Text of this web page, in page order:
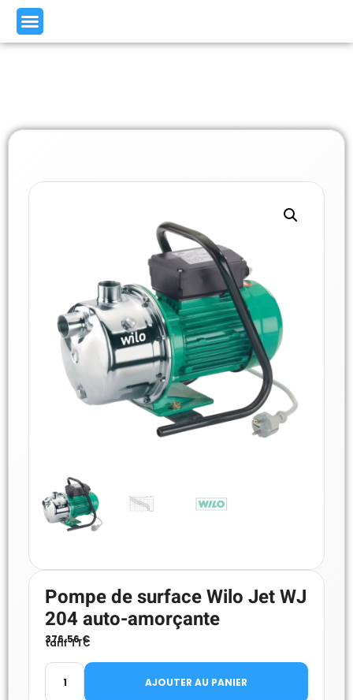
Pompe de surface Wilo Jet WJ
204 auto-amorçante
376.56€
tarif TTC
AJOUTER AU PANIER